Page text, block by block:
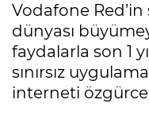
Vodafone Red’in
dünyası
faydalarla son 1
sınırsız
interneti